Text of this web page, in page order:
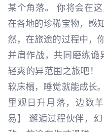
某个角落。 你将会在
在各地的珍稀宝物，感
然，在旅途的过程中，
并肩作战，共同磨练诡
轻爽的异范围之旅吧！
软床榻，睡觉就能成长
里观日升月落，边数
易】 邂逅过程伙伴，